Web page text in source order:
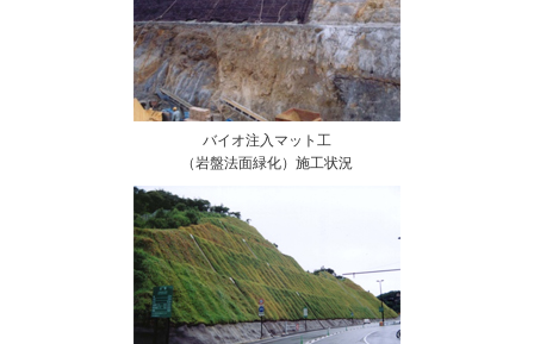
バイオ注入マット工
（岩盤法面緑化）施工状況